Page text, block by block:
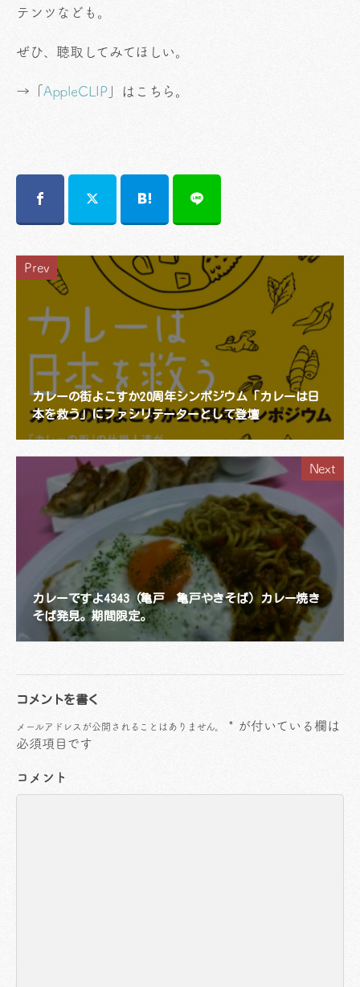
テンツなども。
ぜひ、聴取してみてほしい。
→「 AppleCLIP 」はこちら。
Prev
カレーの街よこすか20周年シンポジウム「カレーは日
本を救う」にファシリテーターとして登壇
Next
カレーですよ4343（亀戸 亀戸やきそば）カレー焼き
そば発見。期間限定。
コメントを書く
メールアドレスが公開されることはありません。 * が付いている欄は
必須項目です
コメント